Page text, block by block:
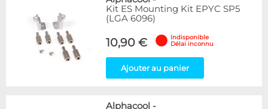
Kit ES Mounting Kit EPYC SP5
(LGA 6096)
10,90 €
Indisponible
Délai inconnu
Ajouter au panier
Alphacool -